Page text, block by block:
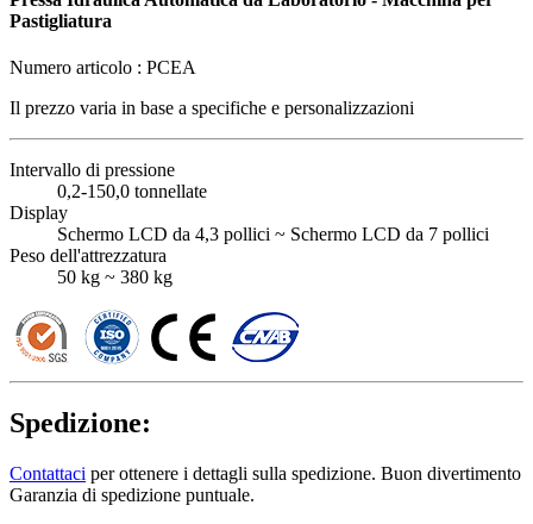
Pastigliatura
Numero articolo : PCEA
Il prezzo varia in base a specifiche e personalizzazioni
Intervallo di pressione
0,2-150,0 tonnellate
Display
Schermo LCD da 4,3 pollici ~ Schermo LCD da 7 pollici
Peso dell'attrezzatura
50 kg ~ 380 kg
Spedizione:
Contattaci per ottenere i dettagli sulla spedizione. Buon divertimento
Garanzia di spedizione puntuale.